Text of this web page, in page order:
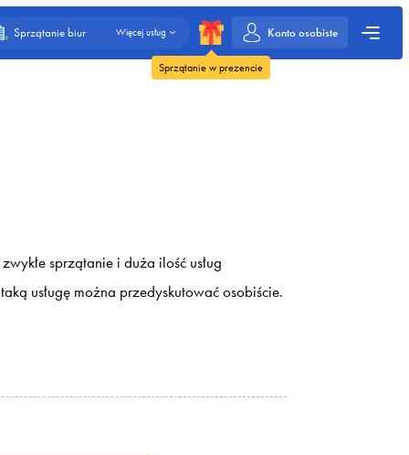
Sprzątanie biur Więcej usług
Sprzątanie w prezencie
Konto osobiste
sprzątanie i duża ilość usług
usługę można przedyskutować osobiście.